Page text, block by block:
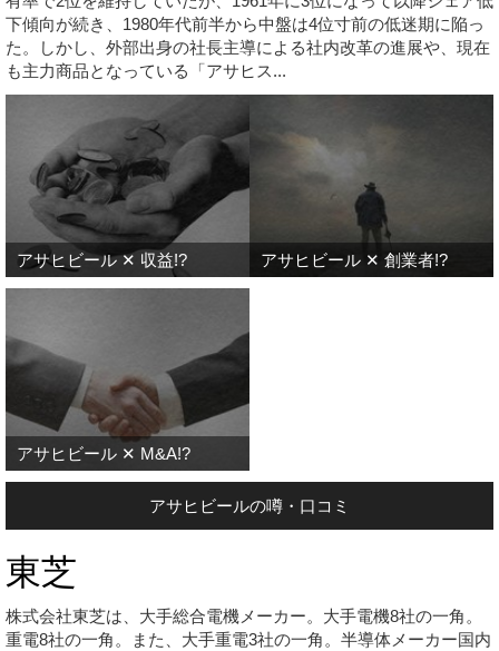
下傾向が続き、1980年代前半から中盤は4位寸前の低迷期に陥っ
た。しかし、外部出身の社長主導による社内改革の進展や、現在
も主力商品となっている「アサヒス...
アサヒビール ✕ 収益!? アサヒビール ✕ 創業者!?
アサヒビール ✕ M&A!?
アサヒビールの噂・口コミ
東芝
株式会社東芝は、大手総合電機メーカー。大手電機8社の一角。
重電8社の一角。また、大手重電3社の一角。半導体メーカー国内